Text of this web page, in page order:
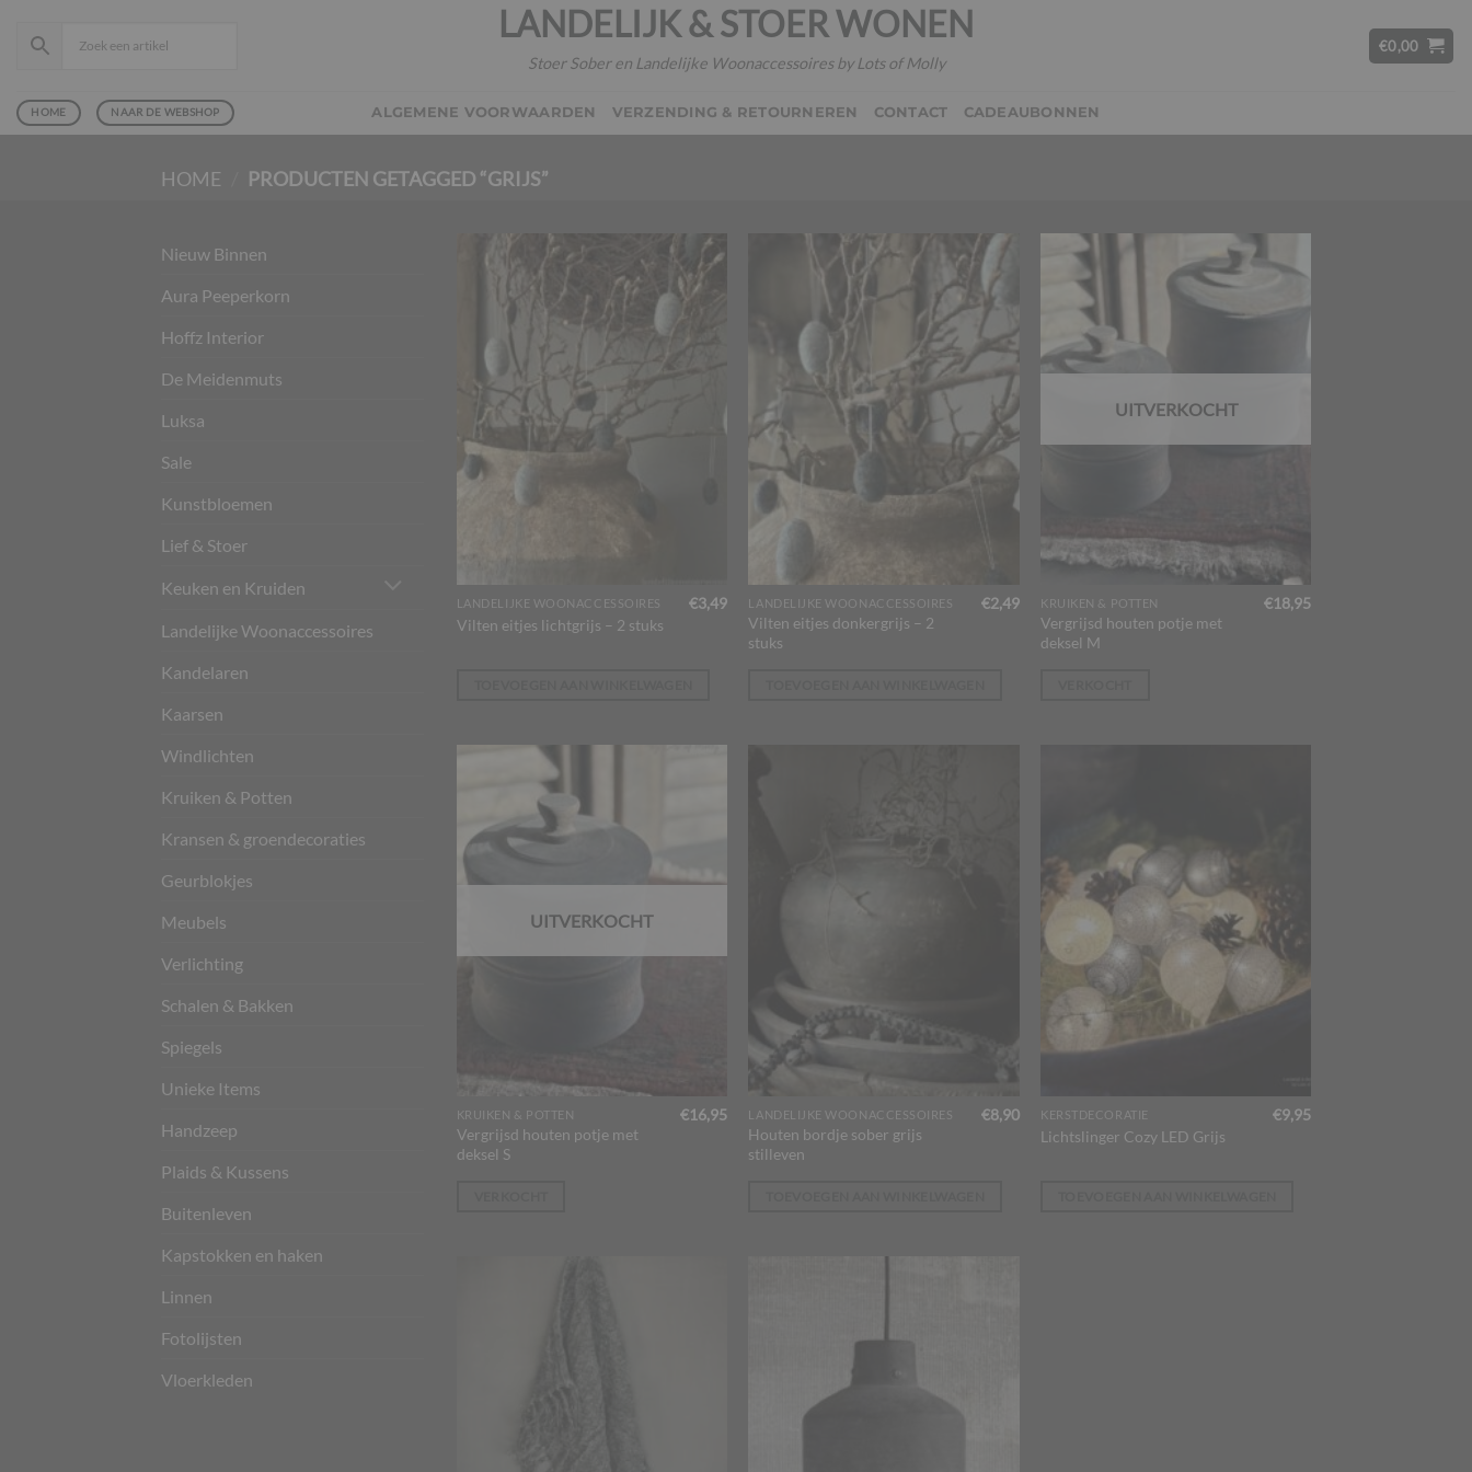
naar
LANDELIJK & STOER WONEN
Stoer Sober en Landelijke Woonaccessoires by Lots of Molly
€0,00
HOME NAAR DE WEBSHOP ALGEMENE VOORWAARDEN VERZENDING & RETOURNEREN CONTACT CADEAUBONNEN
HOME PRODUCTEN GETAGGED “GRIJS”
Nieuw Binnen
Aura Peeperkorn
Hoffz Interior
De Meidenmuts
Luksa
Sale
Kunstbloemen
Lief & Stoer
Keuken en Kruiden
Landelijke Woonaccessoires
Kandelaren
Kaarsen
Windlichten
Kruiken & Potten
Kransen & groendecoraties
Geurblokjes
Meubels
Verlichting
Schalen & Bakken
Spiegels
Unieke Items
Handzeep
Plaids & Kussens
Buitenleven
Kapstokken en haken
Linnen
Fotolijsten
Vloerkleden
LANDELIJKE WOONACCESSOIRES
Vilten eitjes lichtgrijs – 2 stuks
€3,49 LANDELIJKE WOONACCESSOIRES
Vilten eitjes donkergrijs – 2
stuks
€2,49
UITVERKOCHT
KRUIKEN & POTTEN
Vergrijsd houten potje met
deksel M
€18,95
UITVERKOCHT
KRUIKEN & POTTEN
Vergrijsd houten potje met
deksel S
€16,95 LANDELIJKE WOONACCESSOIRES
Houten bordje sober grijs
stilleven
€8,90 KERSTDECORATIE
Lichtslinger Cozy LED Grijs
€9,95